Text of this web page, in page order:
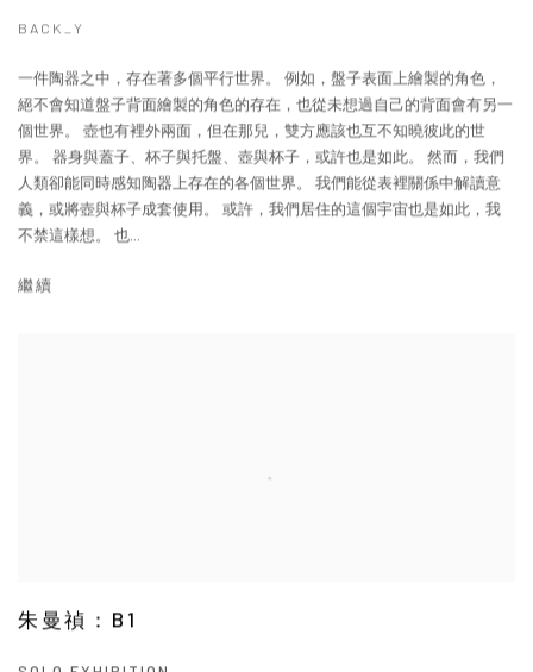
BACK_Y
一件陶器之中，存在著多個平行世界。 例如，盤子表面上繪製的角色，
絕不會知道盤子背面繪製的角色的存在，也從未想過自己的背面會有另一
個世界。 壺也有裡外兩面，但在那兒，雙方應該也互不知曉彼此的世
界。 器身與蓋子、杯子與托盤、壺與杯子，或許也是如此。 然而，我們
人類卻能同時感知陶器上存在的各個世界。 我們能從表裡關係中解讀意
義，或將壺與杯子成套使用。 或許，我們居住的這個宇宙也是如此，我
不禁這樣想。 也...
繼續
朱曼禎：B1